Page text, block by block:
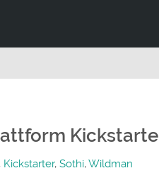
Kickstarter, Sothi,Wildman